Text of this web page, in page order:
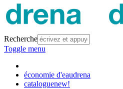
Recherche
Toggle menu
économie d'eaudrena
cataloguenew!